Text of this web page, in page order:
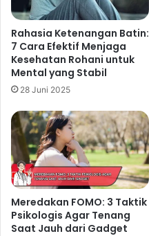
Rahasia Ketenangan Batin:
7 Cara Efektif Menjaga
Kesehatan Rohani untuk
Mental yang Stabil
28 Juni 2025
Meredakan FOMO: 3 Taktik
Psikologis Agar Tenang
Saat Jauh dari Gadget